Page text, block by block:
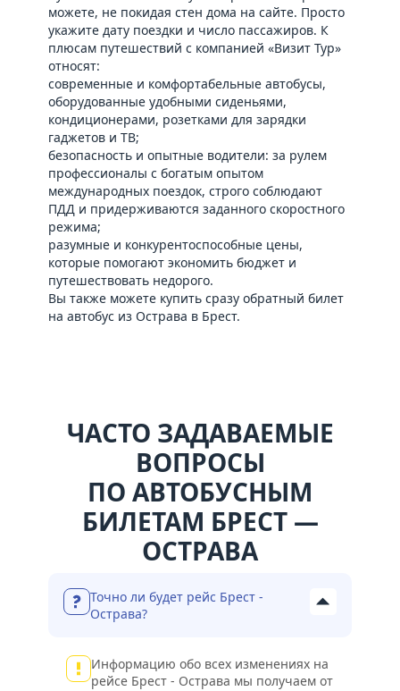
можете, не покидая стен дома на сайте. Просто
укажите дату поездки и число пассажиров. К
плюсам путешествий с компанией «Визит Тур»
относят:
современные и комфортабельные автобусы,
оборудованные удобными сиденьями,
кондиционерами, розетками для зарядки
гаджетов и ТВ;
безопасность и опытные водители: за рулем
профессионалы с богатым опытом
международных поездок, строго соблюдают
ПДД и придерживаются заданного скоростного
режима;
разумные и конкурентоспособные цены,
которые помогают экономить бюджет и
путешествовать недорого.
Вы также можете купить сразу обратный билет
на автобус из Острава в Брест.
ЧАСТО ЗАДАВАЕМЫЕ
ВОПРОСЫ
ПО АВТОБУСНЫМ
БИЛЕТАМ БРЕСТ —
ОСТРАВА
Точно ли будет рейс Брест -
Острава?
Информацию обо всех изменениях на
рейсе Брест - Острава мы получаем от